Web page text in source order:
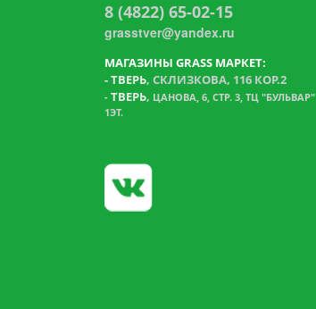
8 (4822) 65-02-15
grasstver@yandex.ru
МАГАЗИНЫ GRASS МАРКЕТ:
-ТВЕРЬ, СКЛИЗКОВА, 116 КОР.2
- ТВЕРЬ, ЦАНОВА, 6, СТР. 3, ТЦ "БУЛЬВАР"
1ЭТ.